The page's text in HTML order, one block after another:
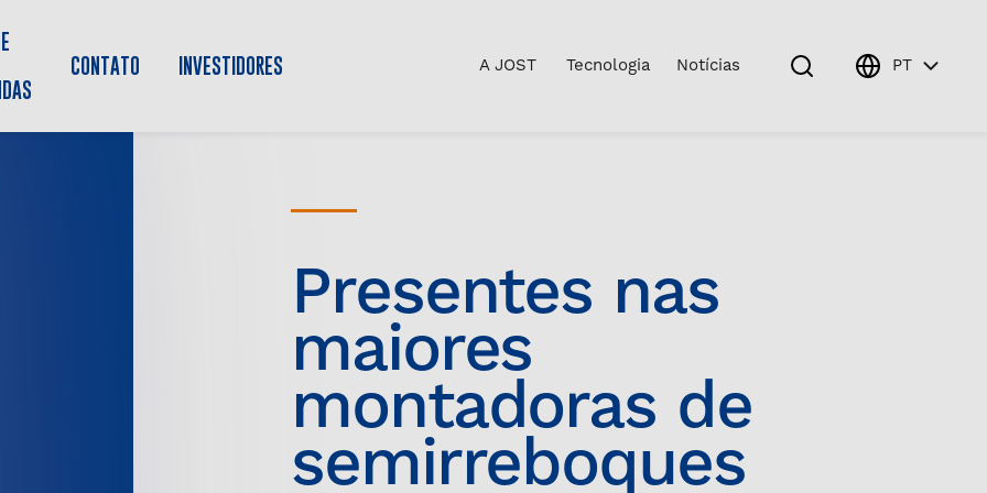
CONTATO INVESTIDORES A JOST Tecnologia Notícias PT
Presentes nas
maiores
montadoras de
semirreboques